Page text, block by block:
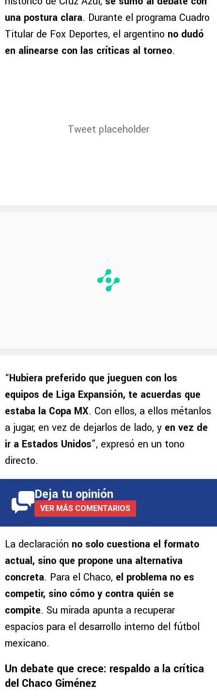
una postura clara. Durante el programa Cuadro
Titular de Fox Deportes, el argentino no dudó
en alinearse con las críticas al torneo.
Tweet placeholder
“Hubiera preferido que jueguen con los
equipos de Liga Expansión, te acuerdas que
estaba la Copa MX. Con ellos, a ellos métanlos
a jugar, en vez de dejarlos de lado, y en vez de
ir a Estados Unidos”, expresó en un tono
directo.
Deja tu opinión
VER MÁS COMENTARIOS
La declaración no solo cuestiona el formato
actual, sino que propone una alternativa
concreta. Para el Chaco, el problema no es
competir, sino cómo y contra quién se
compite. Su mirada apunta a recuperar
espacios para el desarrollo interno del fútbol
mexicano.
Un debate que crece: respaldo a la crítica
del Chaco Giménez